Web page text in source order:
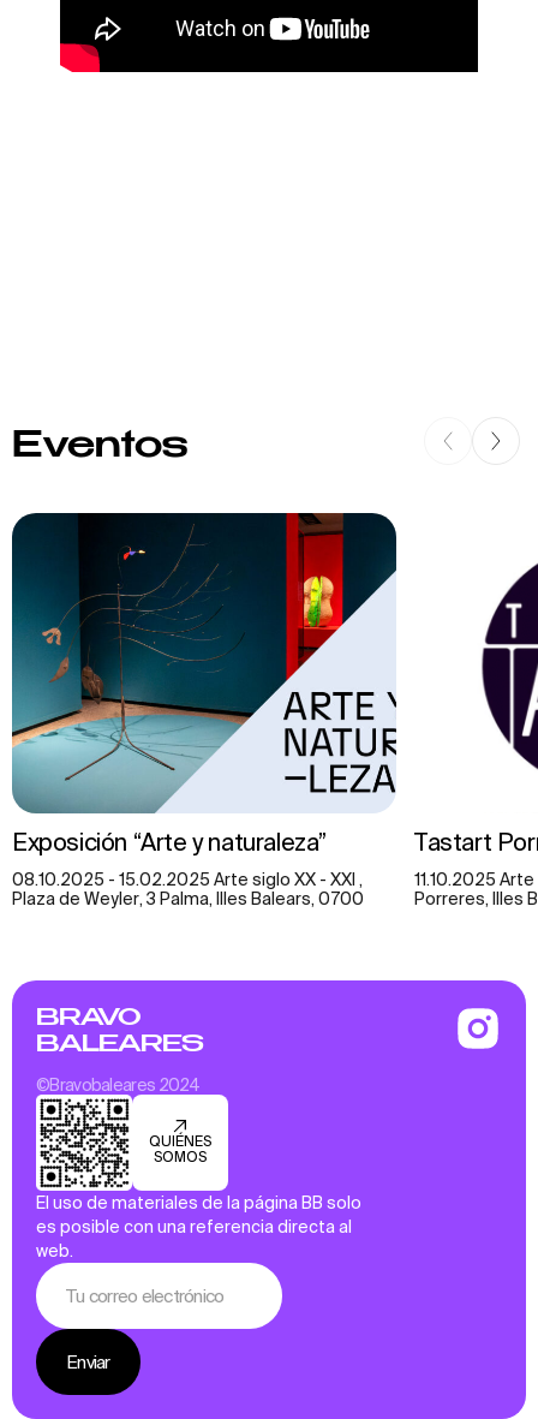
Eventos
Exposición “Arte y naturaleza”
08.10.2025 - 15.02.2025 Arte siglo XX - XXI ,
Plaza de Weyler, 3 Palma, Illes Balears, 0700
Tastart
11.10.2025
Porreres, Illes
BRAVO
BALEARES
©Bravobaleares 2024
QUIÉNES
SOMOS
El uso de materiales de la página BB solo
es posible con una referencia directa al
web.